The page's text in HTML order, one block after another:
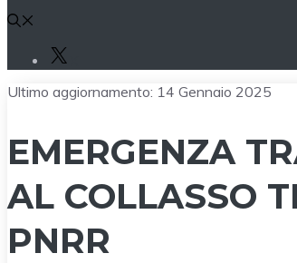
Ultimo aggiornamento: 14 Gennaio 2025
EMERGENZA
AL COLLASSO
PNRR